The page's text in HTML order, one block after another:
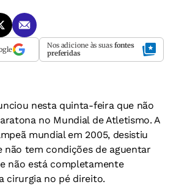
Nos adicione às suas fontes
preferidas
nesta quinta-feira que não
no Mundial de Atletismo. A
mundial em 2005, desistiu
não tem condições de aguentar
não está completamente
cirurgia no pé direito.